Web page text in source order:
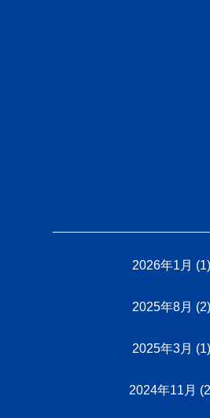
2026年1月 (1)
2025年8月 (2)
2025年3月 (1)
2024年11月